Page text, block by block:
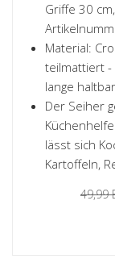
Griffe 30
Material:
teilmattiert -
lange
Der Seiher
lässt sich
Kartoffeln,
49,99